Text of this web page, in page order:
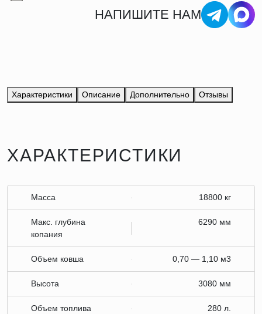
НАПИШИТЕ НАМ
Характеристики Описание Дополнительно Отзывы
ХАРАКТЕРИСТИКИ
Масса 18800 кг
Макс. глубина
копания
6290 мм
Объем ковша 0,70 — 1,10 м3
Высота 3080 мм
Объем топлива 280 л.